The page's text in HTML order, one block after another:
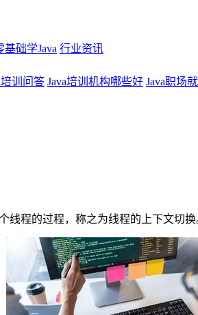
基础学Java 行业资讯
培训问答 Java培训机构哪些好 Java职场
程的过程，称之为线程的上下文切换